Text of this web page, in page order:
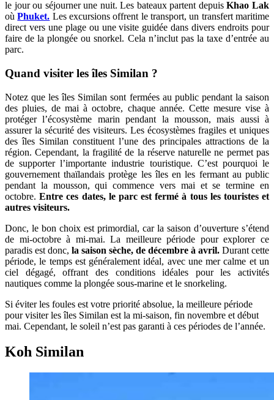
le jour ou séjourner une nuit. Les bateaux partent depuisKhao Lak
oùPhuket. Les excursions offrent le transport, un transfert maritime
direct vers une plage ou une visite guidée dans divers endroits pour
faire de la plongée ou snorkel. Cela n’inclut pas la taxe d’entrée au
parc.
Quand visiter les îles Similan ?
Notez que les îles Similan sont fermées au public pendant la saison
des pluies, de mai à octobre, chaque année. Cette mesure vise à
protéger l’écosystème marin pendant la mousson, mais aussi à
assurer la sécurité des visiteurs. Les écosystèmes fragiles et uniques
des îles Similan constituent l’une des principales attractions de la
région. Cependant, la fragilité de la réserve naturelle ne permet pas
de supporter l’importante industrie touristique. C’est pourquoi le
gouvernement thaïlandais protège les îles en les fermant au public
pendant la mousson, qui commence vers mai et se termine en
octobre. Entre ces dates, le parc est fermé à tous les touristes et
autres visiteurs.
Donc, le bon choix est primordial, car la saison d’ouverture s’étend
de mi-octobre à mi-mai. La meilleure période pour explorer ce
paradis est donc, la saison sèche, de décembre à avril. Durant cette
période, le temps est généralement idéal, avec une mer calme et un
ciel dégagé, offrant des conditions idéales pour les activités
nautiques comme la plongée sous-marine et le snorkeling.
Si éviter les foules est votre priorité absolue, la meilleure période
pour visiter les îles Similan est la mi-saison, fin novembre et début
mai. Cependant, le soleil n’est pas garanti à ces périodes de l’année.
Koh Similan